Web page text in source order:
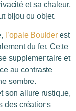
et sa chaleur,
bijou ou objet.
l’opale Boulder est
du fer. Cette
supplémentaire et
au contraste
sombre.
son allure rustique,
des créations